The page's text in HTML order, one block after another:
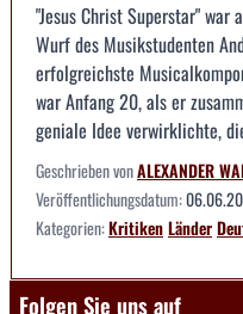
"Jesus Christ Superstar" war
Wurf des Musikstudenten
erfolgreichste
war Anfang 20, als er
geniale Idee verwirklichte,
Geschrieben vonALEXANDER
Veröffentlichungsdatum:
Kategorien:KritikenLänder
Folgen Sie uns auf